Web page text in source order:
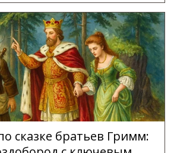
сказке братьев Гримм: